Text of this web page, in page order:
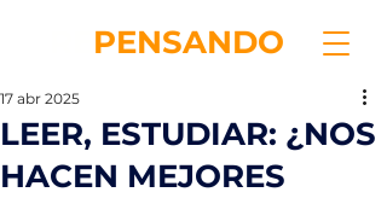
PENSANDO
LEER, ESTUDIAR: ¿NOS
HACEN MEJORES
17 abr 2025